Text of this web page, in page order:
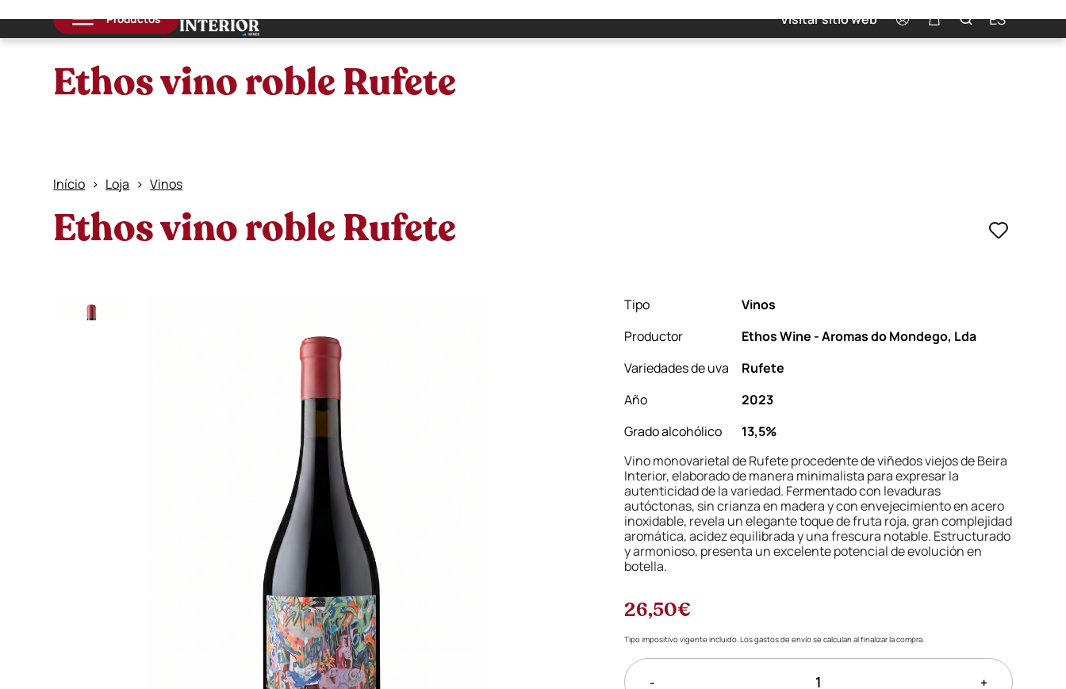
Productos Visitar sitio web ES
Ethos vino roble Rufete
Início Loja Vinos
Ethos vino roble Rufete
Tipo
Vinos
Productor
Ethos Wine - Aromas do Mondego, Lda
Variedades de uva
Rufete
Año
2023
Grado alcohólico
13,5%
Vino monovarietal de Rufete procedente de viñedos viejos de Beira
Interior, elaborado de manera minimalista para expresar la
autenticidad de la variedad. Fermentado con levaduras
autóctonas, sin crianza en madera y con envejecimiento en acero
inoxidable, revela un elegante toque de fruta roja, gran complejidad
aromática, acidez equilibrada y una frescura notable. Estructurado
y armonioso, presenta un excelente potencial de evolución en
botella.
26,50€
Tipo impositivo vigente incluido. Los gastos de envío se calculan al finalizar la compra.
- +